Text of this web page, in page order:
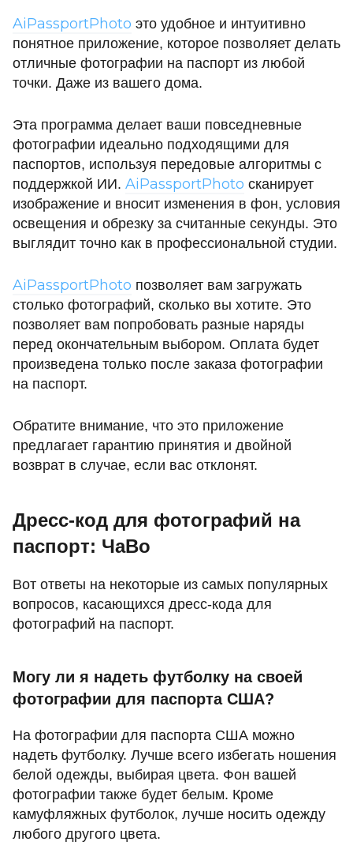
AiPassportPhoto это удобное и интуитивно
понятное приложение, которое позволяет делать
отличные фотографии на паспорт из любой
точки. Даже из вашего дома.
Эта программа делает ваши повседневные
фотографии идеально подходящими для
паспортов, используя передовые алгоритмы с
поддержкой ИИ. AiPassportPhoto сканирует
изображение и вносит изменения в фон, условия
освещения и обрезку за считанные секунды. Это
выглядит точно как в профессиональной студии.
AiPassportPhoto позволяет вам загружать
столько фотографий, сколько вы хотите. Это
позволяет вам попробовать разные наряды
перед окончательным выбором. Оплата будет
произведена только после заказа фотографии
на паспорт.
Обратите внимание, что это приложение
предлагает гарантию принятия и двойной
возврат в случае, если вас отклонят.
Дресс-код для фотографий на
паспорт: ЧаВо
Вот ответы на некоторые из самых популярных
вопросов, касающихся дресс-кода для
фотографий на паспорт.
Могу ли я надеть футболку на своей
фотографии для паспорта США?
На фотографии для паспорта США можно
надеть футболку. Лучше всего избегать ношения
белой одежды, выбирая цвета. Фон вашей
фотографии также будет белым. Кроме
камуфляжных футболок, лучше носить одежду
любого другого цвета.